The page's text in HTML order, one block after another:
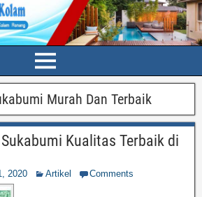
Murah Dan Terbaik
Kualitas Terbaik di
2020 Artikel Comments